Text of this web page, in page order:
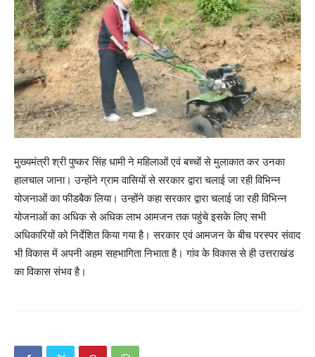
मुख्यमंत्री श्री पुष्कर सिंह धामी ने महिलाओं एवं बच्चों से मुलाकात कर उनका
हालचाल जाना। उन्होंने ग्राम वासियों से सरकार द्वारा चलाई जा रही विभिन्न
योजनाओं का फीडबैक लिया। उन्होंने कहा सरकार द्वारा चलाई जा रही विभिन्न
योजनाओं का अधिक से अधिक लाभ आमजन तक पहुंचे इसके लिए सभी
अधिकारियों को निर्देशित किया गया है। सरकार एवं आमजन के बीच परस्पर संवाद
भी विकास में अपनी अहम सहभागिता निभाता है। गांव के विकास से ही उत्तराखंड
का विकास संभव है।